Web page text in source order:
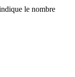
le nombre